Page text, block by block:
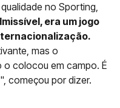
no Sporting,
era um jogo
mas o
o colocou em campo. É
começou por dizer.